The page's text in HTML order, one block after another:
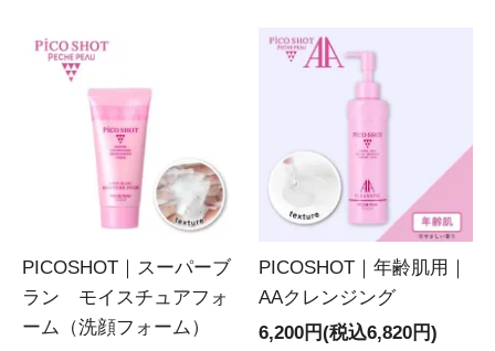
PICOSHOT｜スーパーブ
ラン モイスチュアフォ
ーム（洗顔フォーム）
PICOSHOT｜年齢肌用｜
AAクレンジング
6,200円(税込6,820円)